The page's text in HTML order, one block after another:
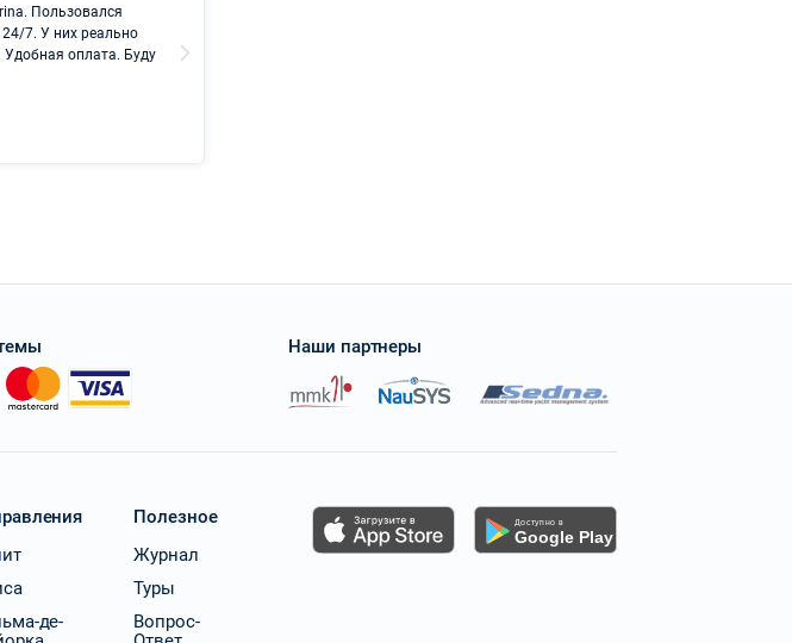
Пользовался
7. У них реально
оплата. Буду
Наши партнеры
де-
Полезное
Журнал
Туры
Вопрос-